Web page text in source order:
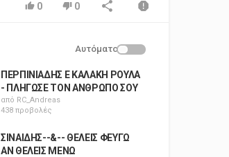
0 0
Αυτόματο
ΠΕΡΠΙΝΙΑΔΗΣ Ε ΚΑΛΑΚΗ ΡΟΥΛΑ
- ΠΛΗΓΩΣΕ ΤΟΝ ΑΝΘΡΩΠΟ ΣΟΥ
από RC_Andreas
438 προβολές
ΣΙΝΑΙΔΗΣ--&-- ΘΕΛΕΙΣ ΦΕΥΓΩ
ΑΝ ΘΕΛΕΙΣ ΜΕΝΩ